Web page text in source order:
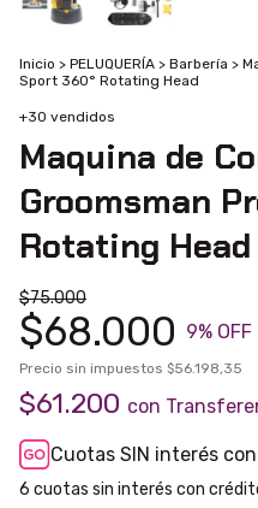
Inicio > PELUQUERÍA > Barbería >
Sport 360° Rotating Head
+30 vendidos
Maquina de
Groomsman
Rotating Head
$75.000
$68.000 9% OFF
Precio sin impuestos $56.198,35
$61.200 con
Cuotas SIN interés con
6